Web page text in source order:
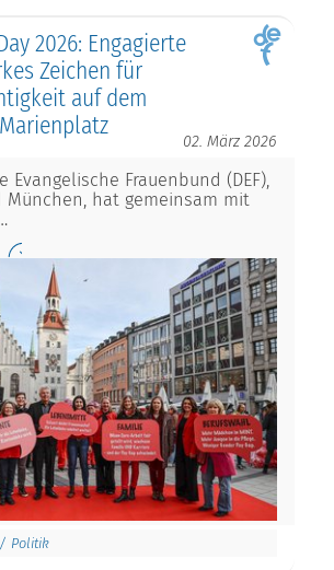
2026: Engagierte
Zeichen für
auf dem
02. März 2026
Evangelische Frauenbund (DEF),
München, hat gemeinsam mit
Politik